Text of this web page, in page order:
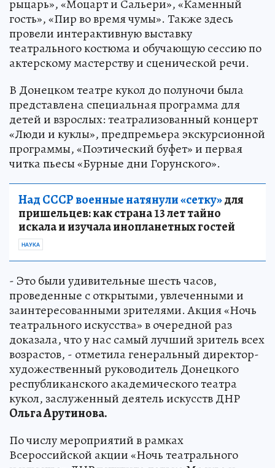
рыцарь», «Моцарт и Сальери», «Каменный
гость», «Пир во время чумы». Также здесь
провели интерактивную выставку
театрального костюма и обучающую сессию по
актерскому мастерству и сценической речи.
В Донецком театре кукол до полуночи была
представлена специальная программа для
детей и взрослых: театрализованный концерт
«Люди и куклы», предпремьера экскурсионной
программы, «Поэтический буфет» и первая
читка пьесы «Бурные дни Горунского».
Над СССР военные натянули «сетку»для
пришельцев: как страна 13 лет тайно
искала и изучала инопланетных гостей
НАУКА
- Это были удивительные шесть часов,
проведенные с открытыми, увлеченными и
заинтересованными зрителями. Акция «Ночь
театрального искусства» в очередной раз
доказала, что у нас самый лучший зритель всех
возрастов, - отметила генеральный директор-
художественный руководитель Донецкого
республиканского академического театра
кукол, заслуженный деятель искусств ДНР
Ольга Арутинова.
По числу мероприятий в рамках
Всероссийской акции «Ночь театрального